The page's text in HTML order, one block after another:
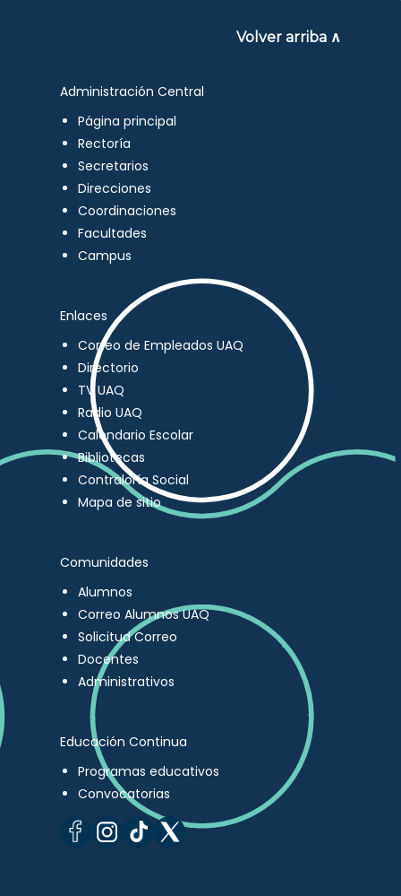
Volver arriba ∧
Administración Central
Página principal
Rectoría
Secretarios
Direcciones
Coordinaciones
Facultades
Campus
Enlaces
Correo de Empleados UAQ
Directorio
TV UAQ
Radio UAQ
Calendario Escolar
Bibliotecas
Contraloría Social
Mapa de sitio
Comunidades
Alumnos
Correo Alumnos UAQ
Solicitud Correo
Docentes
Administrativos
Educación Continua
Programas educativos
Convocatorias